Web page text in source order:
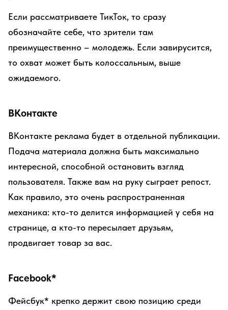
Если рассматриваете ТикТок, то сразу
обозначайте себе, что зрители там
преимущественно – молодежь. Если завирусится,
то охват может быть колоссальным, выше
ожидаемого.
ВКонтакте
ВКонтакте реклама будет в отдельной публикации.
Подача материала должна быть максимально
интересной, способной остановить взгляд
пользователя. Также вам на руку сыграет репост.
Как правило, это очень распространенная
механика: кто-то делится информацией у себя на
странице, а кто-то пересылает друзьям,
продвигает товар за вас.
Facebook*
Фейсбук* крепко держит свою позицию среди